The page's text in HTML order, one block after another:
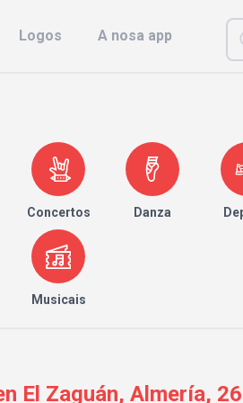
Logos A nosa app
Concertos Danza
Musicais
El Zaguán, Almería,